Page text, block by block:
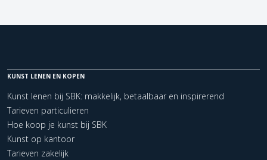
KUNST LENEN EN KOPEN
Kunst lenen bij SBK: makkelijk, betaalbaar en inspirerend
Tarieven particulieren
Hoe koop je kunst bij SBK
Kunst op kantoor
Tarieven zakelijk